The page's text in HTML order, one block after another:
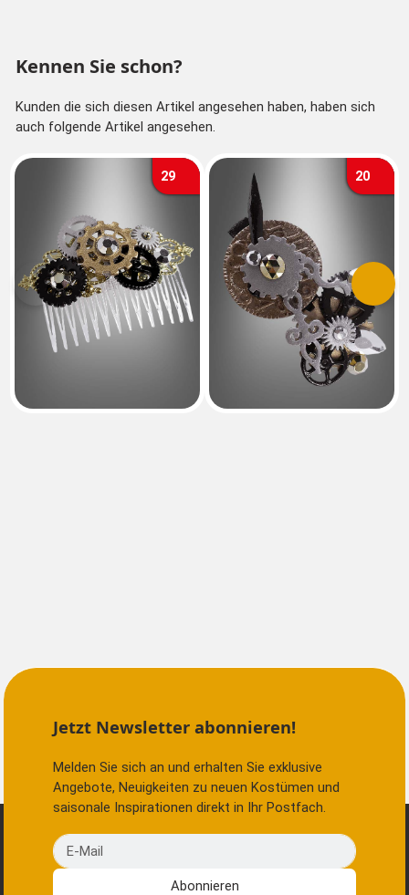
Kennen Sie schon?
Kunden die sich diesen Artikel angesehen haben, haben sich
auch folgende Artikel angesehen.
29 20
Vorherige
Jetzt Newsletter abonnieren!
Melden Sie sich an und erhalten Sie exklusive
Angebote, Neuigkeiten zu neuen Kostümen und
saisonale Inspirationen direkt in Ihr Postfach.
E-Mail
Abonnieren